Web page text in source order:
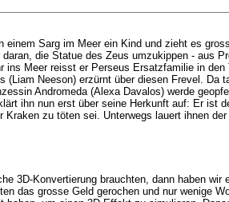
einem Sarg im Meer ein Kind und zieht es
die Statue des Zeus umzukippen - aus
ins Meer reisst er Perseus Ersatzfamilie in
(Liam Neeson) erzürnt über diesen Frevel.
Andromeda (Alexa Davalos) werde
ihn nun erst über seine Herkunft auf: Er ist
Kraken zu töten sei. Unterwegs lauert ihnen
3D-Konvertierung brauchten, dann haben
das grosse Geld gerochen und nur wenige